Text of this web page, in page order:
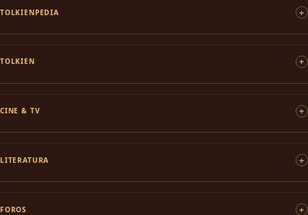
TOLKIENPEDIA
TOLKIEN
CINE & TV
LITERATURA
FOROS